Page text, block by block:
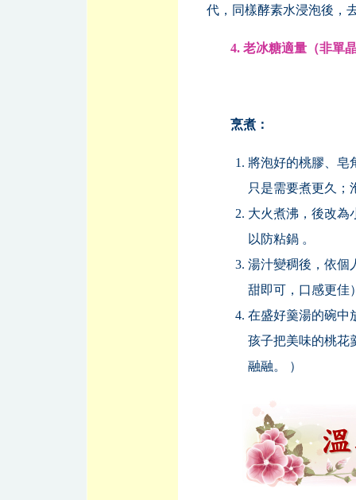
代，同樣酵素水浸泡後，
4. 老冰糖適量（非單
烹煮：
將泡好的桃膠、皂
只是需要煮更久；
大火煮沸，後改為
以防粘鍋 。
湯汁變稠後，依個
甜即可，口感更佳
在盛好羹湯的碗中
孩子把美味的桃花
融融。 ）